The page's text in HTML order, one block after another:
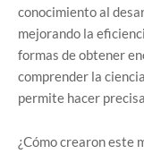
conocimiento al
mejorando la
formas de obtener
comprender la
permite hacer
¿Cómo crearon este